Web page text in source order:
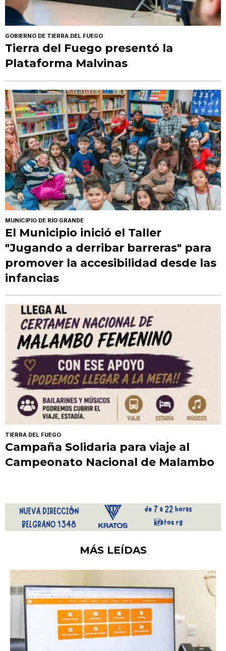
GOBIERNO DE TIERRA DEL FUEGO
Tierra del Fuego presentó la
Plataforma Malvinas
MUNICIPIO DE RÍO GRANDE
El Municipio inició el Taller
"Jugando a derribar barreras" para
promover la accesibilidad desde las
infancias
TIERRA DEL FUEGO
Campaña Solidaria para viaje al
Campeonato Nacional de Malambo
MÁS LEÍDAS